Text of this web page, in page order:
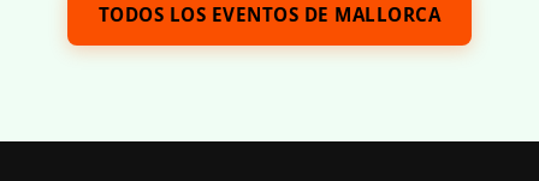
TODOS LOS EVENTOS DE MALLORCA